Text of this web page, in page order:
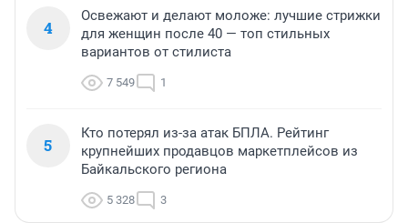
4
Освежают и делают моложе: лучшие стрижки
для женщин после 40 — топ стильных
вариантов от стилиста
7 549 1
5
Кто потерял из-за атак БПЛА. Рейтинг
крупнейших продавцов маркетплейсов из
Байкальского региона
5 328 3